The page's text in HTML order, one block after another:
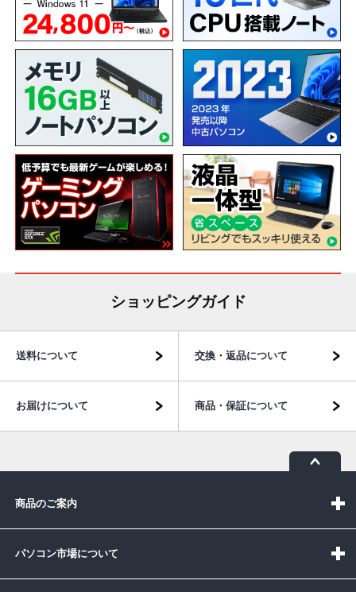
ショッピングガイド
送料について 交換・返品について
お届けについて 商品・保証について
商品のご案内
パソコン市場について